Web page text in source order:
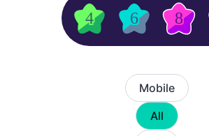
4 6 8
Mobile
All